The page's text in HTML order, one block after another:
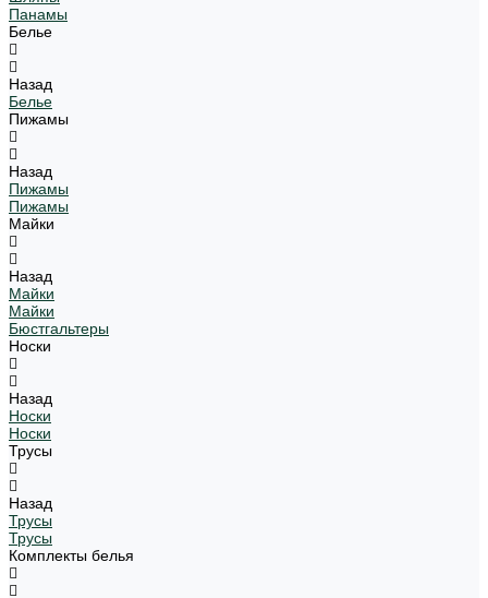
Панамы
Белье
Назад
Белье
Пижамы
Назад
Пижамы
Пижамы
Майки
Назад
Майки
Майки
Бюстгальтеры
Носки
Назад
Носки
Носки
Трусы
Назад
Трусы
Трусы
Комплекты белья